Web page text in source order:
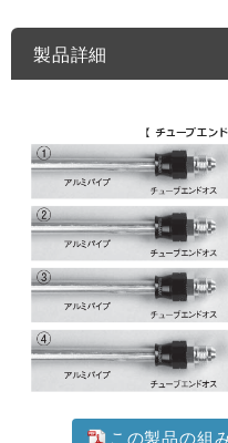
製品詳細
この製品の組